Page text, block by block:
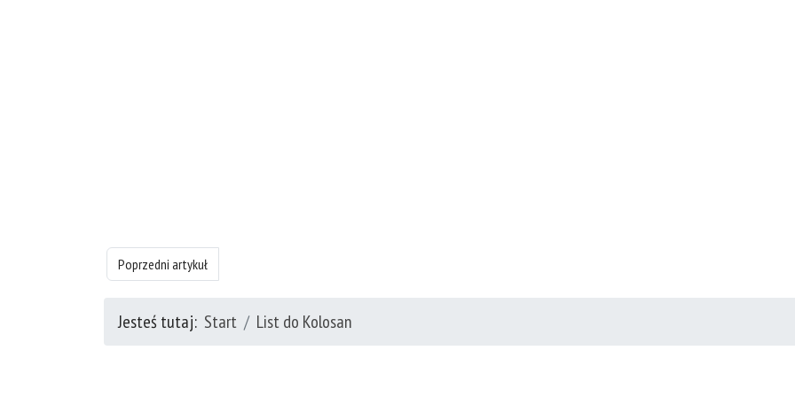
Poprzedni artykuł: Księgę List do Kolosan - rozdział 2
Poprzedni artykuł
Jesteś tutaj: Start List do Kolosan